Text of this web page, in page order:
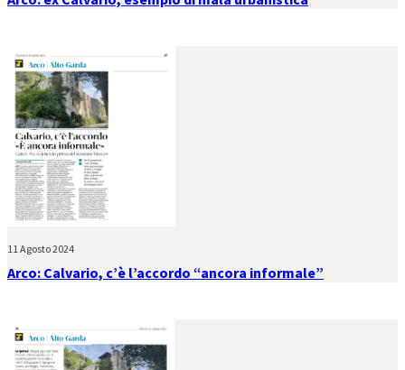
11 Agosto 2024
Arco: Calvario, c’è l’accordo “ancora informale”